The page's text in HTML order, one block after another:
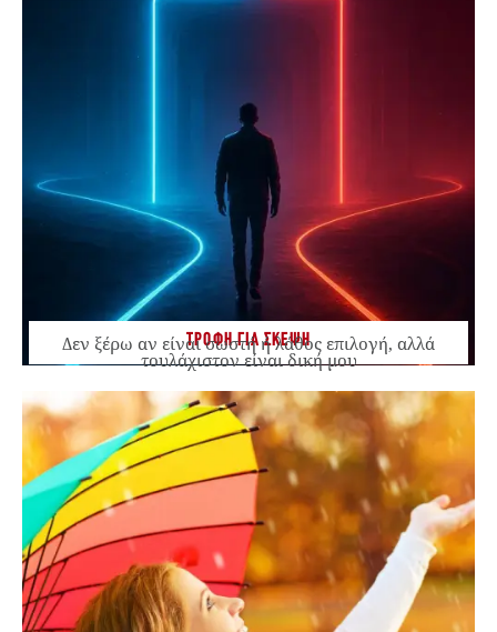
ΤΡΟΦΗ ΓΙΑ ΣΚΕΨΗ
Δεν ξέρω αν είναι σωστή ή λάθος επιλογή, αλλά
τουλάχιστον είναι δική μου